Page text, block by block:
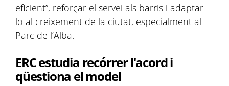
eficient”, reforçar el servei als barris i adaptar-
lo al creixement de la ciutat, especialment al
Parc de l’Alba.
ERC estudia recórrer l'acord i
qüestiona el model